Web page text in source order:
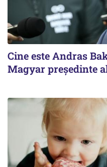
Cine este Andras
Magyar președinte